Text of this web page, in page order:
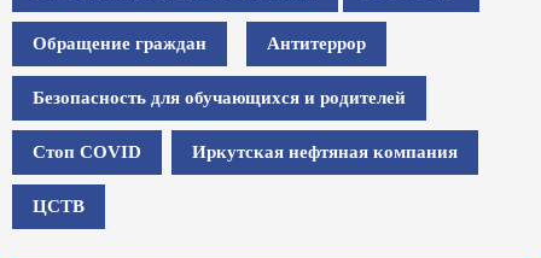
Обращение граждан Антитеррор
Безопасность для обучающихся и родителей
Стоп COVID Иркутская нефтяная компания
ЦСТВ